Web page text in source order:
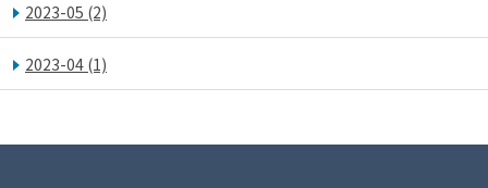
2023-05 (2)
2023-04 (1)